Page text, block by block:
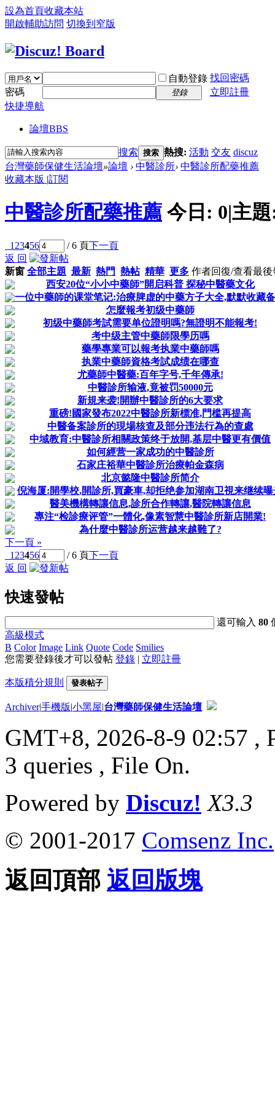
設為首頁收藏本站
開啟輔助訪問 切換到窄版
自動登錄 找回密碼
密碼
登錄
立即註冊
快捷導航
論壇BBS
搜索 搜索 熱搜: 活動 交友 discuz
台灣藥師保健生活論壇»論壇 › 中醫診所› 中醫診所配藥推薦
收藏本版 |訂閱
中醫診所配藥推薦 今日: 0|主
1 23456 / 6 頁下一頁
返 回
新窗 全部主題 最新 熱門 熱帖 精華 更多 作者回復/查看最後
西安20位“小小中藥師”開启科普 探秘中醫藥文化
一位中藥師的课堂笔记:治療脾虚的中藥方子大全,默默收藏
怎麼報考初级中藥師
初级中藥師考試需要单位證明嗎?無證明不能報考!
考中级主管中藥師限學历嗎
藥學專業可以報考执業中藥師嗎
执業中藥師資格考試成绩在哪查
尤藥師中醫藥:百年字号,千年傳承!
中醫診所输液,竟被罚50000元
新規来袭!開辦中醫診所的6大要求
重磅!國家發布2022中醫診所新標准,門槛再提高
中醫备案診所的現場核查及部分违法行為的查處
中域教育:中醫診所相關政策终于放開,基层中醫更有價值
如何經营一家成功的中醫診所
石家庄裕華中醫診所治療帕金森病
北京懿隆中醫診所简介
倪海厦:開學校,開診所,買豪車,却拒绝参加湖南卫視来继续曝
醫美機構轉讓信息,診所合作轉讓,醫院轉讓信息
專注“检診療评管”一體化,像素智慧中醫診所新店開業!
為什麼中醫診所运营越来越難了?
下一頁 »
1 23456 / 6 頁下一頁
返 回
快速發帖
還可輸入80
高級模式
B Color Image Link Quote Code Smilies
您需要登錄後才可以發帖 登錄 | 立即註冊
本版積分規則 發表帖子
Archiver|手機版|小黑屋|台灣藥師保健生活論壇
GMT+8, 2026-8-9 02:57 ,
3 queries , File On.
Powered by Discuz! X3.3
© 2001-2017 Comsenz Inc.
返回頂部 返回版塊